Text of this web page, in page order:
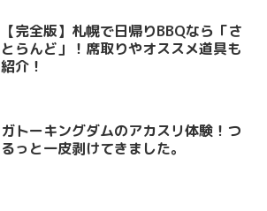
【完全版】札幌で日帰りBBQなら「さ
とらんど」！席取りやオススメ道具も
紹介！
ガトーキングダムのアカスリ体験！つ
るっと一皮剥けてきました。